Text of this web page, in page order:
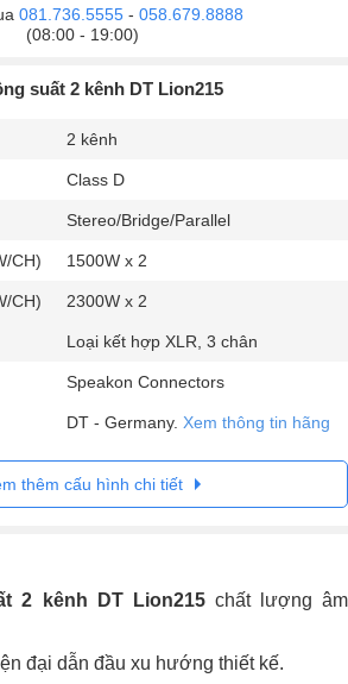
081.736.5555- 058.679.8888
(08:00 - 19:00)
suất 2 kênh DT Lion215
2 kênh
Class D
Stereo/Bridge/Parallel
CH) 1500W x 2
CH) 2300W x 2
Loại kết hợp XLR, 3 chân
Speakon Connectors
DT - Germany. Xem thông tin hãng
thêm cấu hình chi tiết
2 kênh DT Lion215chất lượng âm
đại dẫn đầu xu hướng thiết kế.